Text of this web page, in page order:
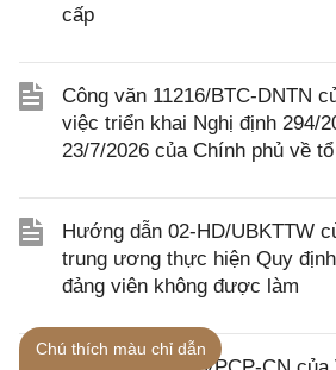
cấp
Công văn 11216/BTC-DNTN
việc triển khai Nghị định 294/
23/7/2026 của Chính phủ về
Hướng dẫn 02-HD/UBKTTW
trung ương thực hiện Quy
đảng viên không được làm
Chú thích màu chỉ dẫn